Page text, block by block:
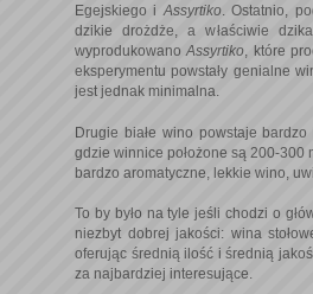
Egejskiego i Assyrtiko. Ostatnio,
dzikie drożdże, a właściwie
wyprodukowanoAssyrtiko , które
eksperymentu powstały genialne
jest jednak minimalna.
Drugie białe wino powstaje
gdzie winnice położone są 200-300
bardzo aromatyczne, lekkie wino,
To by było na tyle jeśli chodzi o
niezbyt dobrej jakości: wina
oferując średnią ilość i średnią
za najbardziej interesujące.